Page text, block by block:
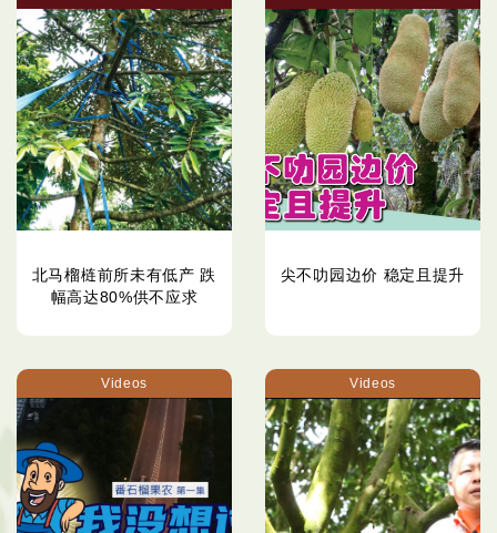
北马榴梿前所未有低产 跌
幅高达80%供不应求
尖不叻园边价 稳定且提升
Videos Videos